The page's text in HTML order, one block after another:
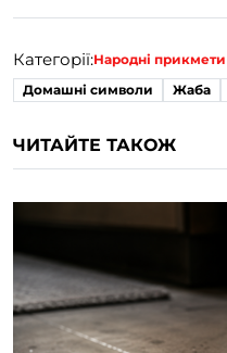
Категорії:Народні прикмети
Домашні символи
Жаба
ЧИТАЙТЕ ТАКОЖ